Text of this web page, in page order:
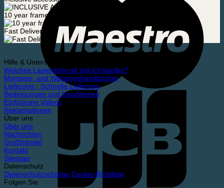
10 year frame warranty
Fast Delivery
Hilfe & Unterstützung
Welches Lastenfahrrad soll ich kaufen?
Montage- und Wartungshandbücher
Lieferung - Schnelle Lieferung
Bedingungen und Konditionen
Einführung Videos
Reklamationen
Über uns
Über uns
Nachrichten
Großhandel
Kontakt
Sitemap
Datenschutz
Datenschutzrichtlinie Cookie-Richtlinie
Folgen Sie